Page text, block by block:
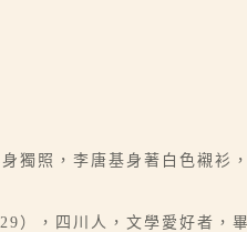
獨照，李唐基身著白色襯衫
），四川人，文學愛好者，